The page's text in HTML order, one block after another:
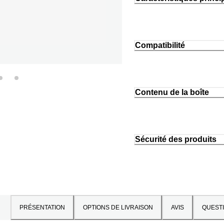
Compatibilité
Contenu de la boîte
Sécurité des produits
PRÉSENTATION OPTIONS DE LIVRAISON AVIS